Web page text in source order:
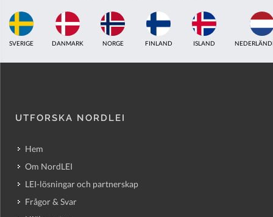
ISLAND NEDERLÄNDERNA STORBRITANNIEN ESTLAND
UTFORSKA NORDLEI
Hem
Om NordLEI
LEI-lösningar och partnerskap
Frågor & Svar